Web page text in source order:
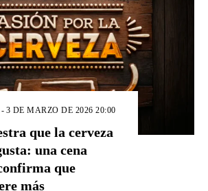
- 3 DE MARZO DE 2026 20:00
que la cerveza
una cena
que
más